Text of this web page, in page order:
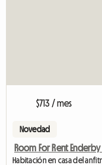
$713 / mes
Novedad
Room For Rent
Habitación en casa del